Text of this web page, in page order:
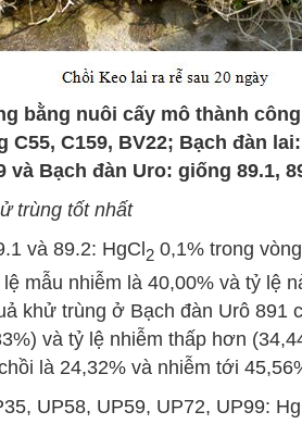
bằng nuôi cấy mô thành
C55, C159, BV22; Bạch đàn
và Bạch đàn Uro: giống 89.1,
trùng tốt nhất
và 89.2: HgCl20,1% trong
mẫu nhiễm là 40,00% và tỷ lệ
khử trùng ở Bạch đàn Urô 891
và tỷ lệ nhiễm thấp hơn
là 24,32% và nhiễm tới
UP58, UP59, UP72, UP99: